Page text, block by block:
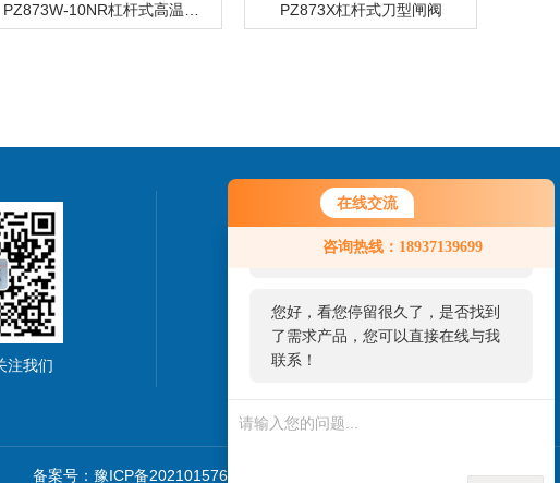
在线交流
咨询热线：18937139699
您好！欢迎前来咨询，很高兴为您
服务，请问您要咨询什么问题呢？
您好，看您停留很久了，是否找到
了需求产品，您可以直接在线与我
联系！
PZ873X杠杆式刀型闸阀
注我们
联系我们
备案号：豫ICP备2021015760号-1 环保